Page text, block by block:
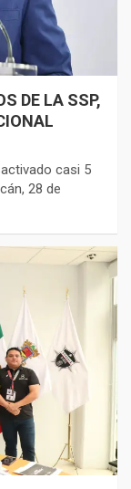
DE LA SSP,
casi 5
28 de